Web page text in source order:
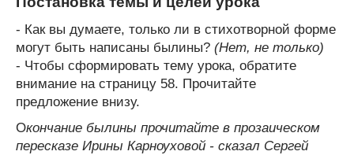
- Как вы думаете, только ли в стихотворной форме
могут быть написаны былины? (Нет, не только)
- Чтобы сформировать тему урока, обратите
внимание на страницу 58. Прочитайте
предложение внизу.
Окончание былины прочитайте в прозаическом
пересказе Ирины Карноуховой - сказал Сергей